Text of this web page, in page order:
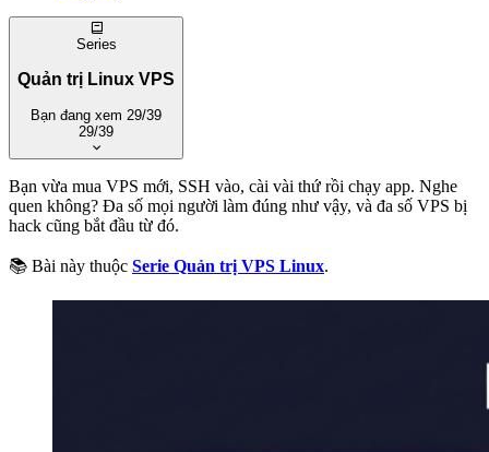
Series
Quản trị Linux VPS
Bạn đang xem 29/39
29/39
Cơ bản
2. Cấu trúc thư mục Linux – Mọi thứ nằm ở đâu trên
Bạn vừa mua VPS mới, SSH vào, cài vài thứ rồi chạy app. Nghe
quen không? Đa số mọi người làm đúng như vậy, và đa số VPS bị
hack cũng bắt đầu từ đó.
📚 Bài này thuộc Serie Quản trị VPS Linux.